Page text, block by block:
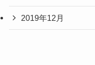
2019年12月